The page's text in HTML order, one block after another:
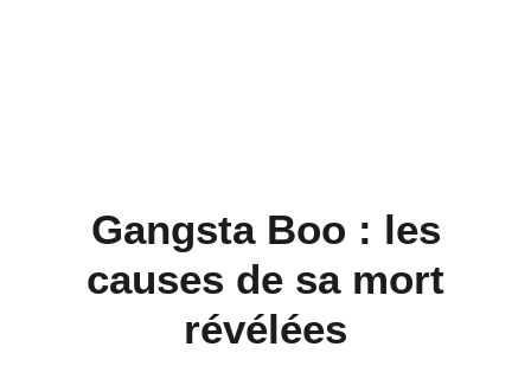
Gangsta Boo : les
causes de sa mort
révélées